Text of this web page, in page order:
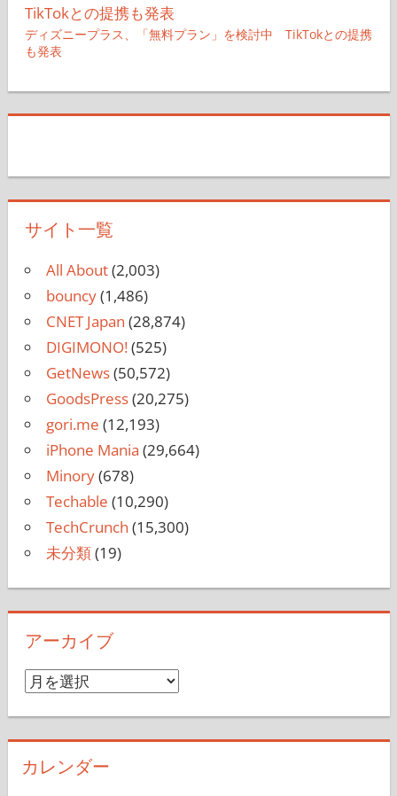
ディズニープラス、「無料プラン」を検討中 TikTokとの提携
も発表
サイト一覧
All About(2,003)
bouncy(1,486)
CNET Japan (28,874)
DIGIMONO!(525)
GetNews(50,572)
GoodsPress(20,275)
gori.me (12,193)
iPhone Mania (29,664)
Minory(678)
Techable (10,290)
TechCrunch (15,300)
未分類(19)
アーカイブ
ア
イ
カレンダー